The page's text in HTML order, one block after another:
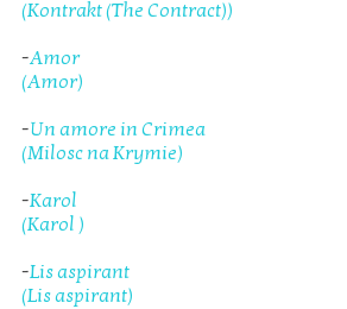
(Kontrakt (The Contract))
-Amor
(Amor)
-Un amore in Crimea
(Milosc na Krymie)
-Karol
(Karol )
-Lis aspirant
(Lis aspirant)